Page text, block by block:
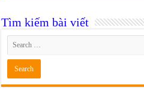
Tìm kiếm bài viết